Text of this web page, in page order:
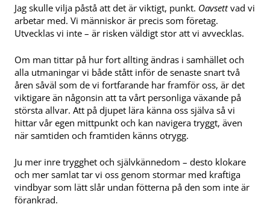
Jag skulle vilja påstå att det är viktigt, punkt. Oavsettvad vi
arbetar med. Vi människor är precis som företag.
Utvecklas vi inte – är risken väldigt stor att vi avvecklas.
Om man tittar på hur fort allting ändras i samhället och
alla utmaningar vi både stått inför de senaste snart två
åren såväl som de vi fortfarande har framför oss, är det
viktigare än någonsin att ta vårt personliga växande på
största allvar. Att på djupet lära känna oss själva så vi
hittar vår egen mittpunkt och kan navigera tryggt, även
när samtiden och framtiden känns otrygg.
Ju mer inre trygghet och självkännedom – desto klokare
och mer samlat tar vi oss genom stormar med kraftiga
vindbyar som lätt slår undan fötterna på den som inte är
förankrad.